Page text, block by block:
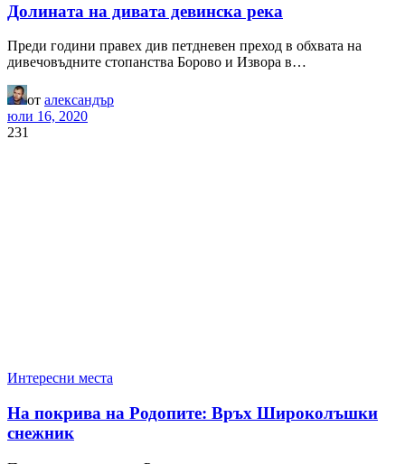
Долината на дивата девинска река
Преди години правех див петдневен преход в обхвата на
дивечовъдните стопанства Борово и Извора в…
от александър
юли 16, 2020
231
Интересни места
На покрива на Родопите: Връх Широколъшки
снежник